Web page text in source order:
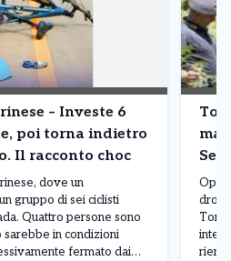
– Investe 6
poi torna indietro
Il racconto choc
dove un
gruppo di sei ciclisti
Quattro persone sono
in condizioni
fermato dai